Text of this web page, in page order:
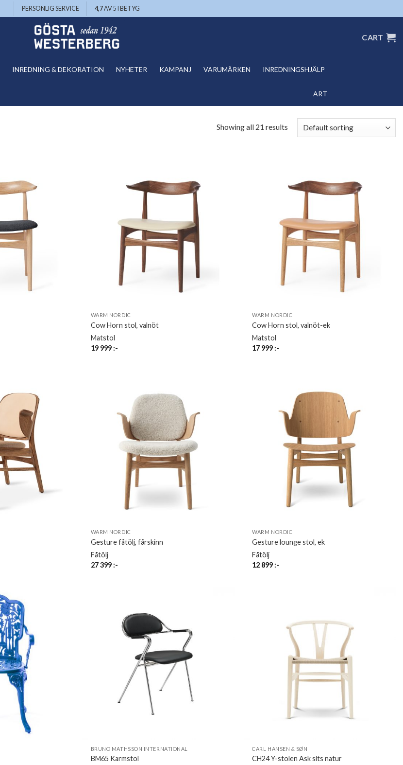
PERSONLIG SERVICE 4,7AV 5 I BETYG
CART
INREDNING & DEKORATION NYHETER KAMPANJ VARUMÄRKEN INREDNINGSHJÄLP
ART
Showing all 21 results
WARM NORDIC
Cow Horn stol, valnöt
Matstol
19 999 :-
WARM NORDIC
Cow Horn stol, valnöt-ek
Matstol
17 999 :-
WARM NORDIC
Gesture fåtölj, fårskinn
Fåtölj
27 399 :-
WARM NORDIC
Gesture lounge stol, ek
Fåtölj
12 899 :-
BRUNO MATHSSON INTERNATIONAL
BM65 Karmstol
CARL HANSEN & SØN
CH24 Y-stolen Ask sits natur